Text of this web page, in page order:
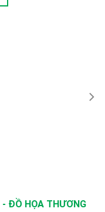
- ĐỒ HỌA THƯƠNG